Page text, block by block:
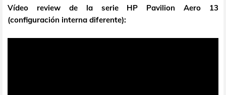
Vídeo review de la serie HP Pavilion Aero 13
(configuración interna diferente):